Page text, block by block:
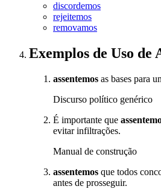
discordemos
rejeitemos
removamos
Exemplos de Uso de
assentemos as bases para
Discurso político genérico
É importante que
evitar infiltrações.
Manual de construção
assentemos que todos
antes de prosseguir.